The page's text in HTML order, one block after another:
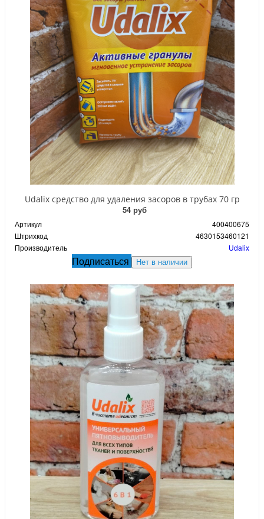
Udalix средство для удаления засоров в трубах 70 гр
54 руб
Артикул
400400675
Штрихкод
4630153460121
Производитель
Udalix
Подписаться Нет в наличии